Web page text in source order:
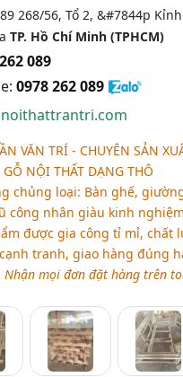
268/56, Tổ 2, &#7844p
TP. Hồ Chí Minh (TPHCM)
089
0978 262 089
VĂN TRÍ - CHUYÊN SẢN
NỘI THẤT DẠNG THÔ
chủng loại: Bàn ghế,
công nhân giàu kinh
được gia công tỉ mỉ, chất
tranh, giao hàng đúng
Nhận mọi đơn đặt hàng trên